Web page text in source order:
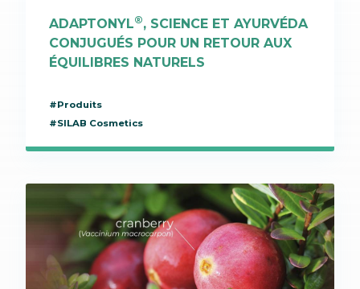
ADAPTONYL®, SCIENCE ET AYURVÉDA
CONJUGUÉS POUR UN RETOUR AUX
ÉQUILIBRES NATURELS
#Produits
#SILAB Cosmetics